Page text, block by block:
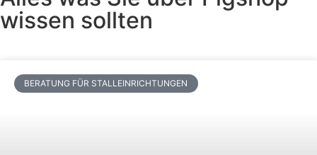
wissen sollten
BERATUNG FÜR STALLEINRICHTUNGEN